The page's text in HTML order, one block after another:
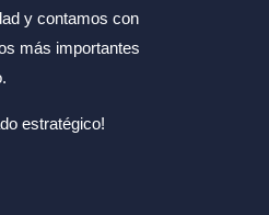
y contamos con
más importantes
estratégico!